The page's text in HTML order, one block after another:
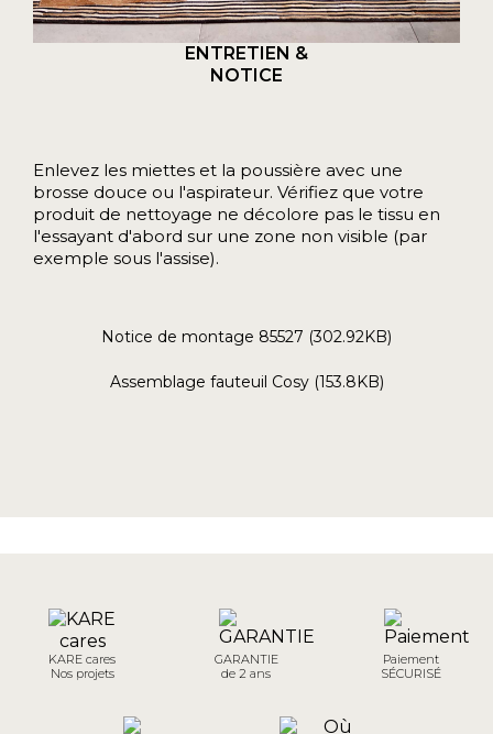
ENTRETIEN &
NOTICE
Enlevez les miettes et la poussière avec une
brosse douce ou l'aspirateur. Vérifiez que votre
produit de nettoyage ne décolore pas le tissu en
l'essayant d'abord sur une zone non visible (par
exemple sous l'assise).
Notice de montage 85527 (302.92KB)
Assemblage fauteuil Cosy (153.8KB)
KARE cares
Nos projets
GARANTIE
de 2 ans
Paiement
SÉCURISÉ